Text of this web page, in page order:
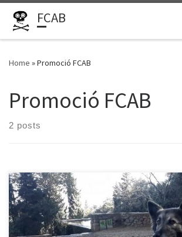
Skip to content
FCAB
Home »Promoció FCAB
Promoció FCAB
2 posts